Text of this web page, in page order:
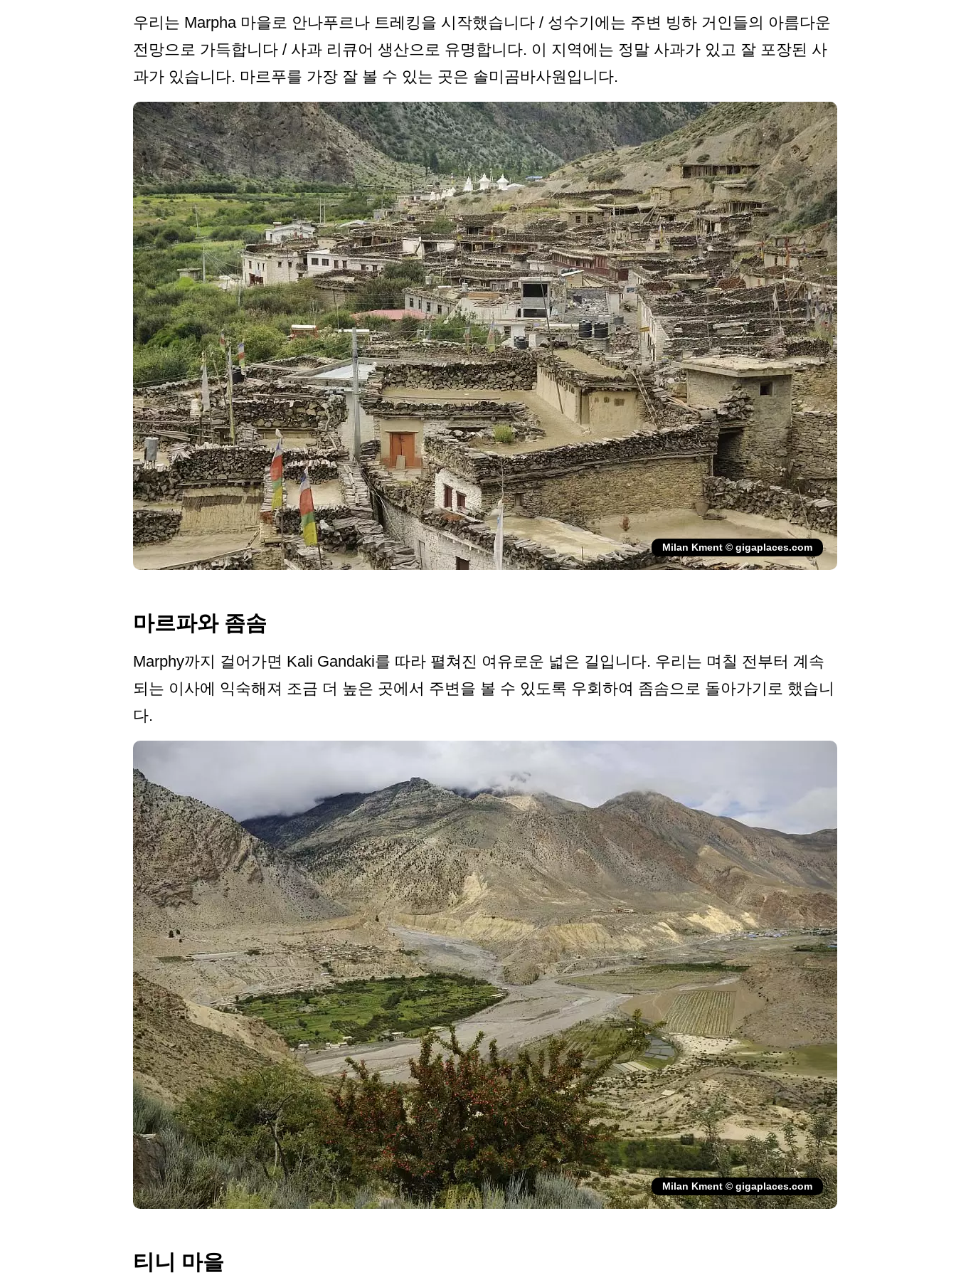
우리는 Marpha 마을로 안나푸르나 트레킹을 시작했습니다 / 성수기에는 주변 빙하 거인들의 아름다운
전망으로 가득합니다 / 사과 리큐어 생산으로 유명합니다. 이 지역에는 정말 사과가 있고 잘 포장된 사
과가 있습니다. 마르푸를 가장 잘 볼 수 있는 곳은 솔미곰바사원입니다.
Milan Kment © gigaplaces.com
마르파와 좀솜
Marphy까지 걸어가면 Kali Gandaki를 따라 펼쳐진 여유로운 넓은 길입니다. 우리는 며칠 전부터 계속
되는 이사에 익숙해져 조금 더 높은 곳에서 주변을 볼 수 있도록 우회하여 좀솜으로 돌아가기로 했습니
다.
Milan Kment © gigaplaces.com
티니 마을